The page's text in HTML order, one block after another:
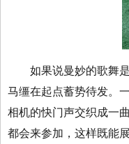
如果说曼妙的歌舞是
马缰在起点蓄势待发。
相机的快门声交织成一
都会来参加，这样既能